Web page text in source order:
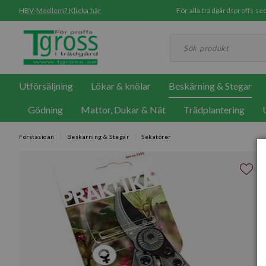
HBV-Medlem? Klicka här För alla trädgårdsproffs
Utförsäljning Lökar & knölar Beskärning & Stegar
Gödning Mattor, Dukar & Nät Trädplantering
Förstasidan Beskärning & Stegar Sekatörer